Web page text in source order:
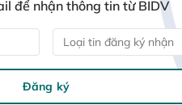
để nhận thông tin từ BIDV
Loại tin đăng ký nhận
Đăng ký